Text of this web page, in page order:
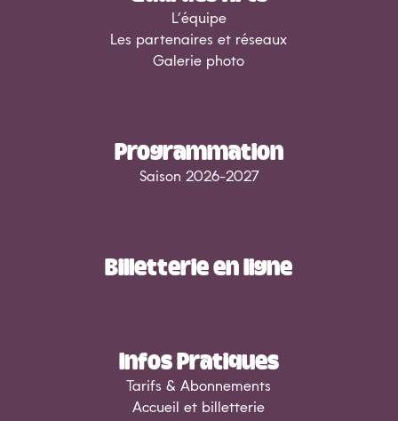
L’équipe
Les partenaires et réseaux
Galerie photo
Programmation
Saison 2026-2027
Billetterie en ligne
Infos Pratiques
Tarifs & Abonnements
Accueil et billetterie